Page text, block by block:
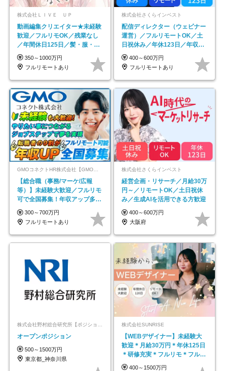
株式会社ＬＩＶＥ ＵＰ
動画編集クリエイター★未経験
歓迎／フルリモOK／残業なし
／年間休日125日／髪・服・ネ
イル自由／研修充実で安心
350～1000万円
フルリモートあり
株式会社さくらインベスト
配信ディレクター（ウェビナー
運営）／フルリモートOK／土
日祝休み／年休123日／年収
600万円可
400～600万円
フルリモートあり
GMOコネクトHR株式会社【GMOインターネットグループ】
【総合職（事務/マーケ/広報
等）】未経験大歓迎／フルリモ
可で全国募集！年収アップ多数
★年休最大130日★
300～700万円
フルリモートあり
株式会社さくらインベスト
経営企画・リサーチ／月給30万
円～／リモートOK／土日祝休
み／生成AIを活用できる方歓迎
400～600万円
大阪府
オープンポジション
500～1500万円
東京都_神奈川県
株式会社SUNRISE
【WEBデザイナー】未経験大
歓迎＊月給30万円＊年休125日
＊研修充実＊フルリモ＊フルフ
レックス＊
400～1500万円